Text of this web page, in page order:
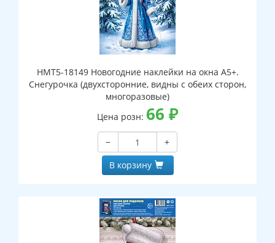
НМТ5-18149 Новогодние наклейки на окна А5+.
Снегурочка (двухсторонние, видны с обеих сторон,
многоразовые)
Цена розн: 66 ₽
−
+
В корзину